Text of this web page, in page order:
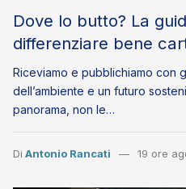
Dove lo butto? La
differenziare bene
Riceviamo e pubblichiamo con
dell’ambiente e un futuro
panorama, non le…
Di Antonio Rancati 19 ore